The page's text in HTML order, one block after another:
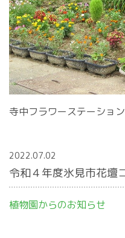
寺中フラワーステーション
2022.07.02
令和４年度氷見市花壇
植物園からのお知らせ